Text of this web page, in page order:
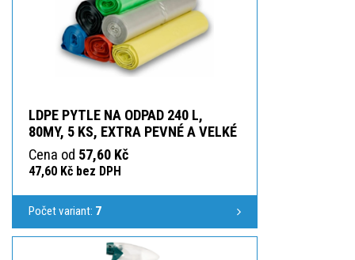
LDPE PYTLE NA ODPAD 240 L,
80MY, 5 KS, EXTRA PEVNÉ A VELKÉ
Cena od 57,60 Kč
47,60 Kč bez DPH
Počet variant: 7